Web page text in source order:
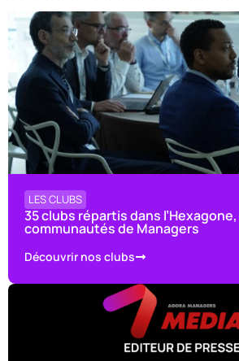
LES CLUBS
35 clubs répartis dans
communautés de Managers
Découvrir nos clubs